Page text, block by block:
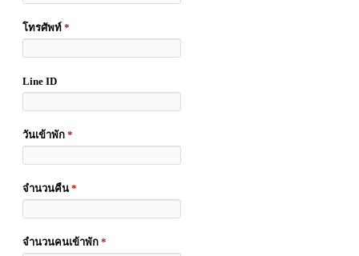
โทรศัพท์ *
Line ID
วันเข้าพัก *
จำนวนคืน *
จำนวนคนเข้าพัก *